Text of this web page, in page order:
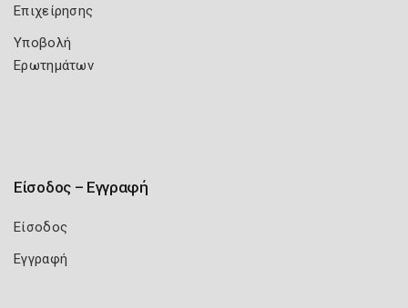
Επιχείρησης
Υποβολή
Ερωτημάτων
Είσοδος – Εγγραφή
Είσοδος
Εγγραφή